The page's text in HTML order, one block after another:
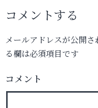
コメントする
メールアドレスが公開さ
る欄は必須項目です
コメント